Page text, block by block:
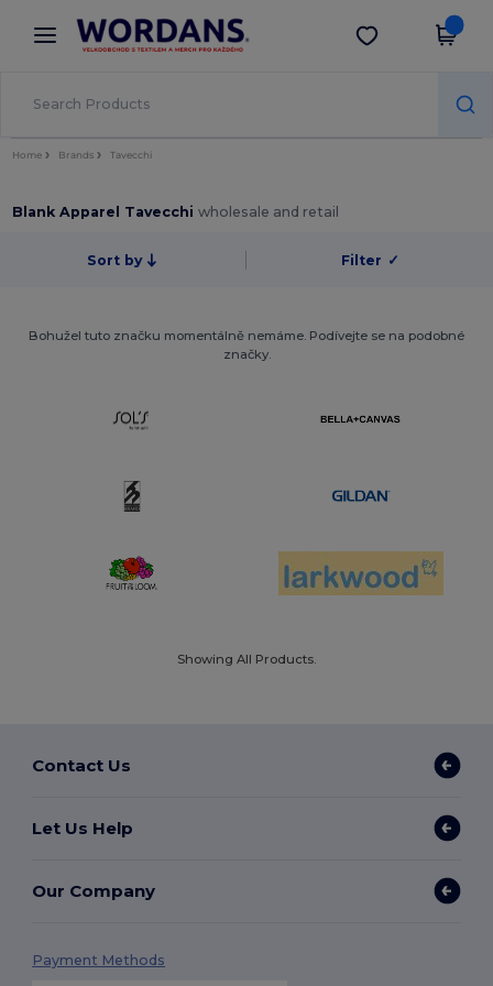
× Aplikace Wordans
Lepší ceny v aplikaci!
Stáhnout app
Home Brands Tavecchi
Blank Apparel Tavecchiwholesale and retail
Sort by Filter ✓
Bohužel tuto značku momentálně nemáme. Podívejte se na podobné
značky.
Showing All Products.
Contact Us
Let Us Help
Our Company
Payment Methods